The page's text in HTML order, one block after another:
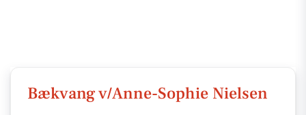
Bækvang v/Anne-Sophie Nielsen